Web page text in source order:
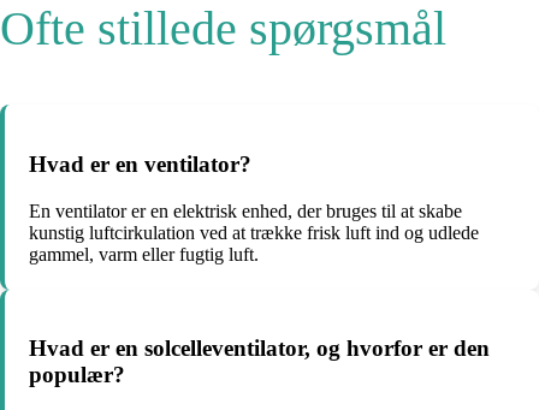
Ofte stillede spørgsmål
Hvad er en ventilator?
En ventilator er en elektrisk enhed, der bruges til at skabe
kunstig luftcirkulation ved at trække frisk luft ind og udlede
gammel, varm eller fugtig luft.
Hvad er en solcelleventilator, og hvorfor er den
populær?